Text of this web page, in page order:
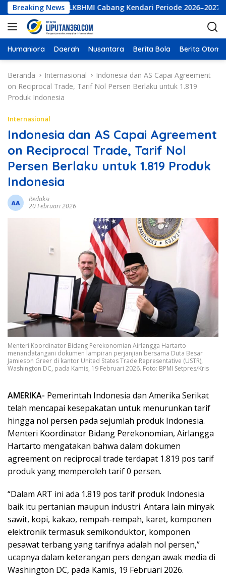
a
g
u
Breaking News
LKBHMI Cabang Kendari Periode 2026–2027
Humaniora Daerah Nusantara Berita Bola Berita
Beranda Internasional
Indonesia dan AS Capai Agreement
on Reciprocal Trade, Tarif Nol Persen Berlaku untuk 1.819
Produk Indonesia
Internasional
Indonesia dan AS Capai Agreement
on Reciprocal Trade, Tarif Nol
Persen Berlaku untuk 1.819 Produk
Indonesia
Redaksi
20 Februari 2026
Menteri Koordinator Bidang Perekonomian Airlangga Hartarto
menandatangani dokumen lampiran perjanjian bersama Duta Besar
Jamieson Greer di kantor United States Trade Representative (USTR),
Washington DC, pada Kamis, 19 Februari 2026. Foto: BPMI Setpres/Kris
AMERIKA- Pemerintah Indonesia dan Amerika Serikat
telah mencapai kesepakatan untuk menurunkan tarif
hingga nol persen pada sejumlah produk Indonesia.
Menteri Koordinator Bidang Perekonomian, Airlangga
Hartarto mengatakan bahwa dalam dokumen
agreement on reciprocal trade terdapat 1.819 pos tarif
produk yang memperoleh tarif 0 persen.
“Dalam ART ini ada 1.819 pos tarif produk Indonesia
baik itu pertanian maupun industri. Antara lain minyak
sawit, kopi, kakao, rempah-rempah, karet, komponen
elektronik termasuk semikonduktor, komponen
pesawat terbang yang tarifnya adalah nol persen,”
ucapnya dalam keterangan pers dengan awak media di
Washington DC, pada Kamis, 19 Februari 2026.